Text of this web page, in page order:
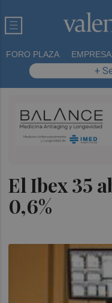
FORO PLAZA
+
El Ibex 35
0,6%